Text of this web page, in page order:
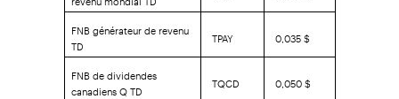
FNB générateur de revenu
TD TPAY
0,035 $
FNB de dividendes
canadiens Q TD TQCD
0,050 $